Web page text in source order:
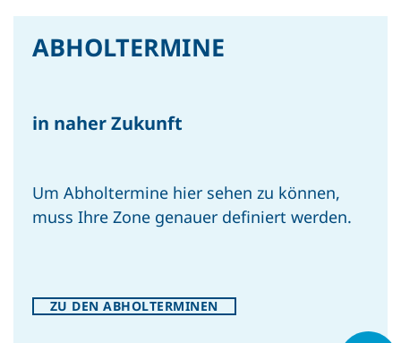
Tag der Verpackung – Eine Welt
ohne Verpackungen, eine gute
Idee oder ein Trugschluss?
ABHOLTERMINE
in naher Zukunft
Um Abholtermine hier sehen zu können,
muss Ihre Zone genauer definiert werden.
ZU DEN ABHOLTERMINEN